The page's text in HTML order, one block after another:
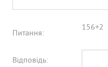
Питання:
156+2
Відповідь: